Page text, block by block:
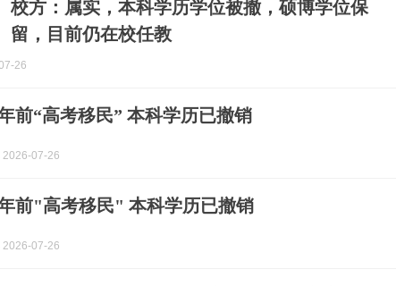
校方：属实，本科学历学位被撤，硕博学位保
留，目前仍在校任教
26
前“高考移民” 本科学历已撤销
2026-07-26
前"高考移民" 本科学历已撤销
2026-07-26